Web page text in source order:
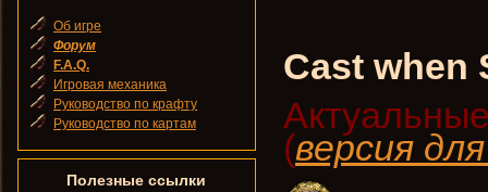
Cast when
(версия
Об игре
Форум
F.A.Q.
Игровая механика
Руководство по крафту
Руководство по картам
Полезные ссылки